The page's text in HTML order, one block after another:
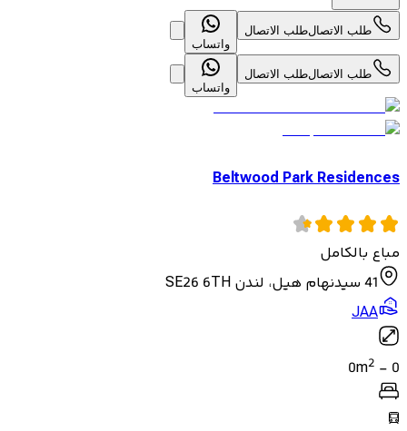
طلب الاتصالطلب الاتصال
واتساب
طلب الاتصالطلب الاتصال
واتساب
Beltwood Park Residences
مباع بالكامل
41 سيدنهام هيل، لندن SE26 6TH
JAA
0
-
0m2